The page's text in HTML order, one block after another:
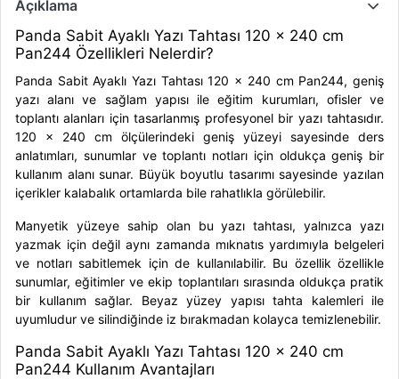
Açıklama
Panda Sabit Ayaklı Yazı Tahtası 120 x 240 cm
Pan244 Özellikleri Nelerdir?
Panda Sabit Ayaklı Yazı Tahtası 120 x 240 cm Pan244, geniş
yazı alanı ve sağlam yapısı ile eğitim kurumları, ofisler ve
toplantı alanları için tasarlanmış profesyonel bir yazı tahtasıdır.
120 x 240 cm ölçülerindeki geniş yüzeyi sayesinde ders
anlatımları, sunumlar ve toplantı notları için oldukça geniş bir
kullanım alanı sunar. Büyük boyutlu tasarımı sayesinde yazılan
içerikler kalabalık ortamlarda bile rahatlıkla görülebilir.
Manyetik yüzeye sahip olan bu yazı tahtası, yalnızca yazı
yazmak için değil aynı zamanda mıknatıs yardımıyla belgeleri
ve notları sabitlemek için de kullanılabilir. Bu özellik özellikle
sunumlar, eğitimler ve ekip toplantıları sırasında oldukça pratik
bir kullanım sağlar. Beyaz yüzey yapısı tahta kalemleri ile
uyumludur ve silindiğinde iz bırakmadan kolayca temizlenebilir.
Panda Sabit Ayaklı Yazı Tahtası 120 x 240 cm
Pan244 Kullanım Avantajları